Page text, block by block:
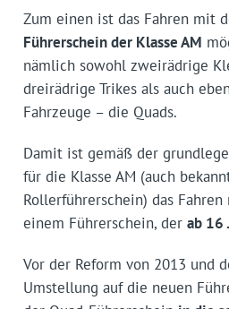
Zum einen ist das Fahren mit
Führerschein der Klasse AM
nämlich sowohl zweirädrige
dreirädrige Trikes als auch
Fahrzeuge – die Quads.
Damit ist gemäß der
für die Klasse AM (auch
Rollerführerschein) das
einem Führerschein, der ab 16
Vor der Reform von 2013 und
Umstellung auf die neuen